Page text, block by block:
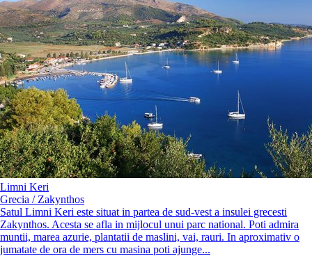
Limni Keri
Grecia / Zakynthos
Satul Limni Keri este situat in partea de sud-vest a insulei grecesti
Zakynthos. Acesta se afla in mijlocul unui parc national. Poti admira
muntii, marea azurie, plantatii de maslini, vai, rauri. In aproximativ o
jumatate de ora de mers cu masina poti ajunge...